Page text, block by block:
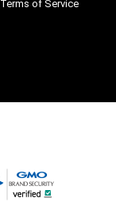
Terms of Service